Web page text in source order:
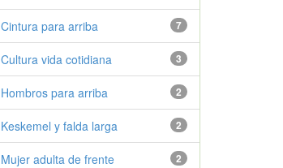
7
Cintura para arriba
3
Cultura vida cotidiana
2
Hombros para arriba
2
Keskemel y falda larga
2
Mujer adulta de frente